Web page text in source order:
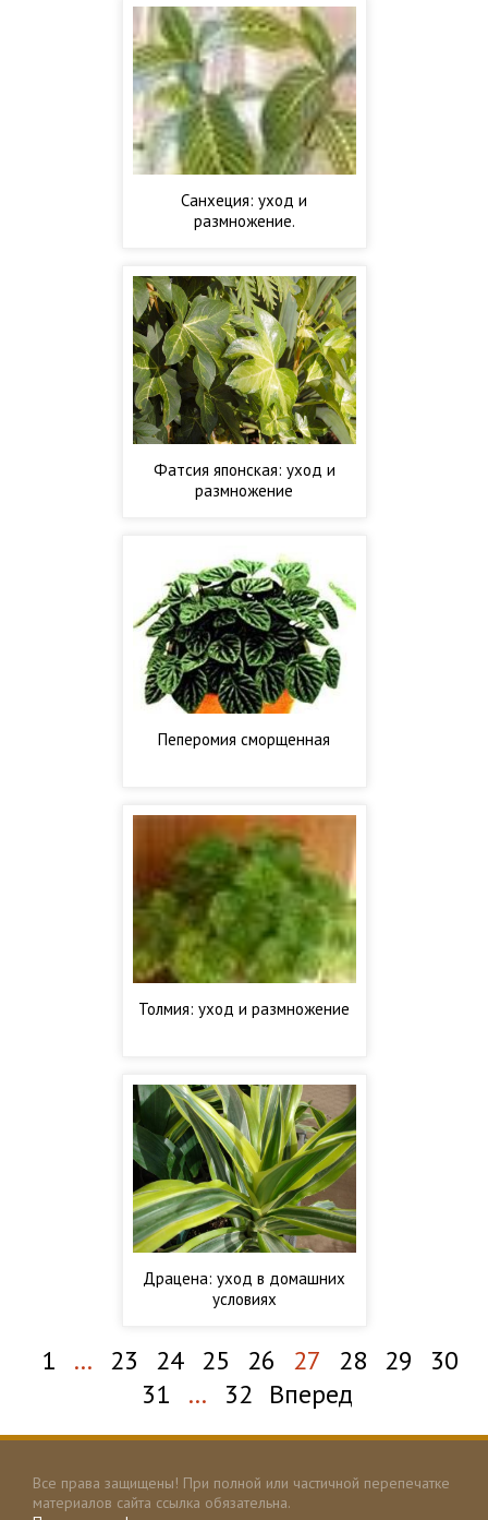
Санхеция: уход и
размножение.
Фатсия японская: уход и
размножение
Пеперомия сморщенная
Толмия: уход и размножение
Драцена: уход в домашних
условиях
1 … 23 24 25 26 27 28 29
30
31
… 32 Вперед
Все права защищены! При полной или частичной перепечатке
материалов сайта ссылка обязательна.